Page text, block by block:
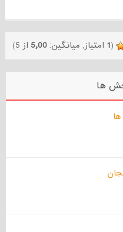
(
1 امتیاز, میانگین:5٫00 از 5)
ها